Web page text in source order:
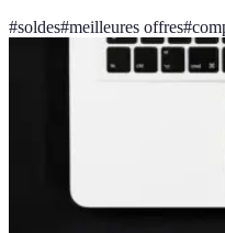
#soldes#meilleures offres#